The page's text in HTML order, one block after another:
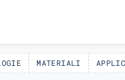
MATERIALI